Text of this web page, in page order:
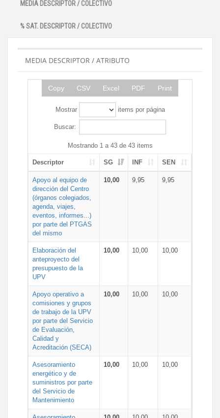
MEDIA DESCRIPTOR / COLECTIVO
% SAT. DESCRIPTOR / COLECTIVO
MEDIA DESCRIPTOR / ATRIBUTO
Copy CSV Excel PDF Print
Mostrar items por página
Buscar:
Mostrando 1 a 43 de 43 items
Descriptor SG INF SEN
Apoyo al equipo de
dirección del Centro
(órganos colegiados,
agenda, viajes,
eventos, informes...)
por parte del PTGAS
del mismo
10,00 9,95 9,95
Elaboración del
anteproyecto del
presupuesto de la
UPV
10,00 10,00 10,00
Apoyo operativo a
comisiones y grupos
de trabajo de la UPV
por parte del Servicio
de Evaluación,
Calidad y
Acreditación (SECA)
10,00 10,00 10,00
Asesoramiento
energético y de
suministros por parte
del Servicio de
Mantenimiento
10,00 10,00 10,00